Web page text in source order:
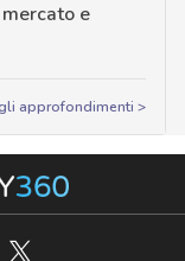
e
approfondimenti >